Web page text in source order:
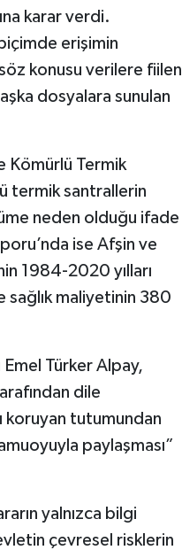
karar verdi.
erişimin
söz konusu verilere fiilen
dosyalara sunulan
Kömürlü Termik
termik santrallerin
neden olduğu ifade
ise Afşin ve
1984-2020 yılları
sağlık maliyetinin 380
Türker Alpay,
dile
koruyan tutumundan
paylaşması”
yalnızca bilgi
çevresel risklerin